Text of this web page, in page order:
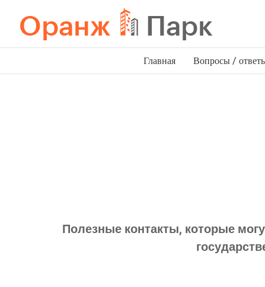
содержимому
Главная Вопросы /
Полезные контакты, которые